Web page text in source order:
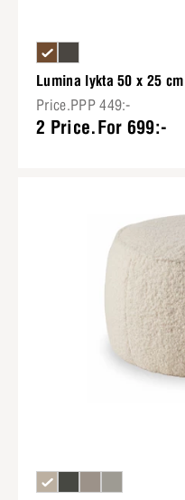
Lumina lykta 50 x 25 cm
Price.PPP 449:-
2 Price.For 699:-